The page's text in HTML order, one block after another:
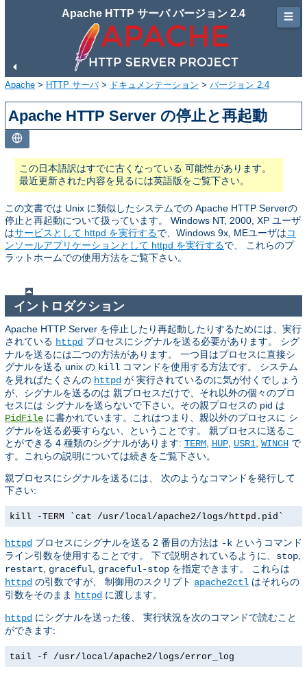
Apache HTTP サーバ バージョン 2.4
Apache > HTTP サーバ> ドキュメンテーション > バージョン 2.4
Apache HTTP Server の停止と再起動
この日本語訳はすでに古くなっている 可能性があります。
最近更新された内容を見るには英語版をご覧下さい。
この文書では Unix に類似したシステムでの Apache HTTP Serverの
停止と再起動について扱っています。 Windows NT, 2000, XP ユーザ
はサービスとして httpd を実行するで、Windows 9x, MEユーザはコ
ンソールアプリケーションとして httpd を実行するで、 これらのプ
ラットホームでの使用方法をご覧下さい。
イントロダクション
Apache HTTP Server を停止したり再起動したりするためには、実行
されている httpd プロセスにシグナルを送る必要があります。 シグ
ナルを送るには二つの方法があります。 一つ目はプロセスに直接シ
グナルを送る unix の kill コマンドを使用する方法です。 システム
を見ればたくさんの httpd が 実行されているのに気が付くでしょう
が、シグナルを送るのは 親プロセスだけで、それ以外の個々のプロ
セスには シグナルを送らないで下さい。その親プロセスの pid は
PidFile に書かれています。これはつまり、親以外のプロセスに シ
グナルを送る必要すらない、ということです。 親プロセスに送るこ
とができる 4 種類のシグナルがあります: TERM HUP USR1 WINCH で
す。これらの説明については続きをご覧下さい。
親プロセスにシグナルを送るには、 次のようなコマンドを発行して
下さい:
kill -TERM `cat /usr/local/apache2/logs/httpd.pid`
httpd プロセスにシグナルを送る 2 番目の方法は -k というコマンド
ライン引数を使用することです。 下で説明されているように、 stop
restart
graceful graceful-stop を指定できます。 これらは
httpd の引数ですが、 制御用のスクリプト apache2ctl はそれらの
引数をそのまま httpd に渡します。
httpd にシグナルを送った後、 実行状況を次のコマンドで読むこと
ができます:
tail -f /usr/local/apache2/logs/error_log
☰